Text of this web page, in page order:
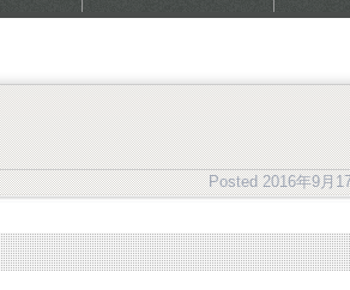
Posted2016年9月